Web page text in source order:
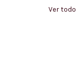
Ver todo